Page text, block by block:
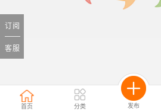
首页 分类 发布
订阅
客服